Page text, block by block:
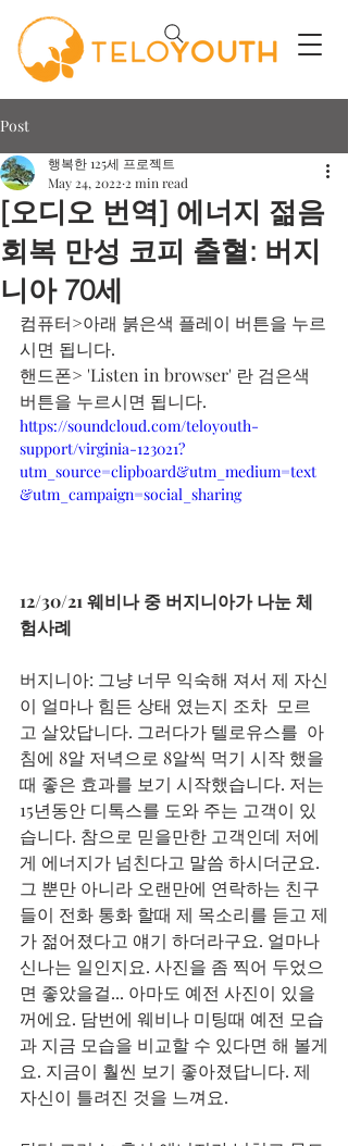
Post
[오디오 번역] 에너지 젊음
회복 만성 코피 출혈: 버지
니아 70세
행복한 125세 프로젝트
May 24, 2022 2 min read
컴퓨터>아래 붉은색 플레이 버튼을 누르
시면 됩니다.
핸드폰> 'Listen in browser' 란 검은색
버튼을 누르시면 됩니다.
https://soundcloud.com/teloyouth-
support/virginia-123021?
utm_source=clipboard&utm_medium=text
&utm_campaign=social_sharing
12/30/21 웨비나 중 버지니아가 나눈 체
험사례
버지니아: 그냥 너무 익숙해 져서 제 자신
이 얼마나 힘든 상태 였는지 조차  모르
고 살았답니다. 그러다가 텔로유스를  아
침에 8알 저녁으로 8알씩 먹기 시작 했을
때 좋은 효과를 보기 시작했습니다. 저는
15년동안 디톡스를 도와 주는 고객이 있
습니다. 참으로 믿을만한 고객인데 저에
게 에너지가 넘친다고 말씀 하시더군요.
그 뿐만 아니라 오랜만에 연락하는 친구
들이 전화 통화 할때 제 목소리를 듣고 제
가 젊어졌다고 얘기 하더라구요. 얼마나
신나는 일인지요. 사진을 좀 찍어 두었으
면 좋았을걸... 아마도 예전 사진이 있을
꺼에요. 담번에 웨비나 미팅때 예전 모습
과 지금 모습을 비교할 수 있다면 해 볼게
요. 지금이 훨씬 보기 좋아졌답니다. 제
자신이 틀려진 것을 느껴요.